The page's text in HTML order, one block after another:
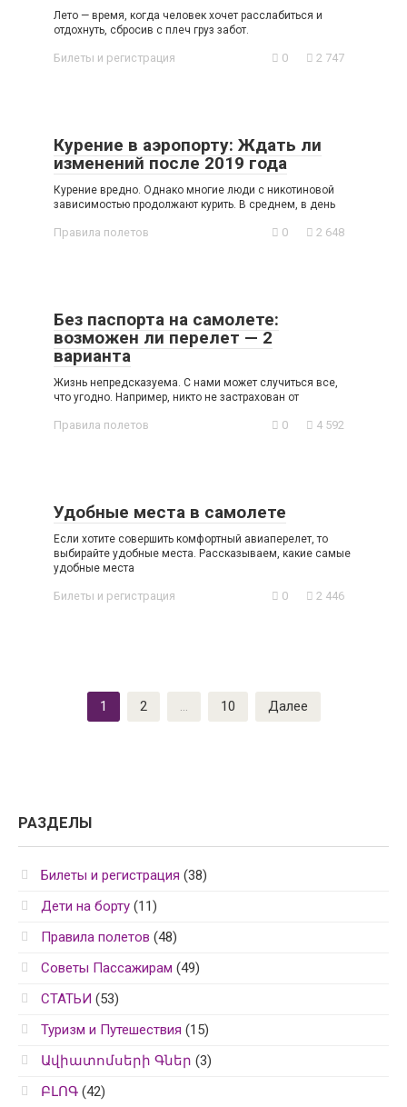
Лето — время, когда человек хочет расслабиться и
отдохнуть, сбросив с плеч груз забот.
Билеты и регистрация 0 2 747
Курение в аэропорту: Ждать ли
изменений после 2019 года
Курение вредно. Однако многие люди с никотиновой
зависимостью продолжают курить. В среднем, в день
Правила полетов 0 2 648
Без паспорта на самолете:
возможен ли перелет — 2
варианта
Жизнь непредсказуема. С нами может случиться все,
что угодно. Например, никто не застрахован от
Правила полетов 0 4 592
Удобные места в самолете
Если хотите совершить комфортный авиаперелет, то
выбирайте удобные места. Рассказываем, какие самые
удобные места
Билеты и регистрация 0 2 446
1 2 … 10 Далее
РАЗДЕЛЫ
Билеты и регистрация (38)
Дети на борту (11)
Правила полетов (48)
Советы Пассажирам (49)
СТАТЬИ (53)
Туризм и Путешествия (15)
Ավիատոմսերի Գներ (3)
ԲԼՈԳ (42)